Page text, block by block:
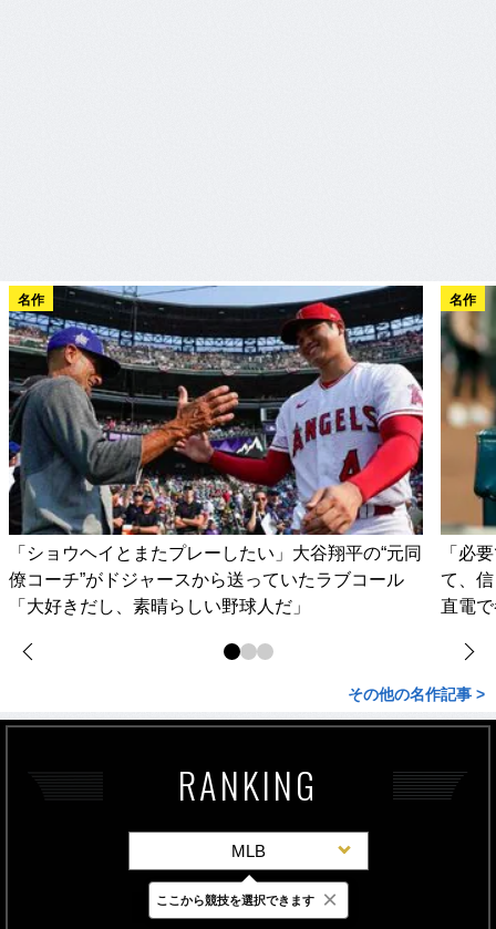
名作
「ショウヘイとまたプレーしたい」大谷翔平の“元同
僚コーチ”がドジャースから送っていたラブコール
「大好きだし、素晴らしい野球人だ」
名作
「必
て、
直電
その他の名作記事 >
RANKING
MLB
最新 24時間 週間
ここから競技を選択できます ×